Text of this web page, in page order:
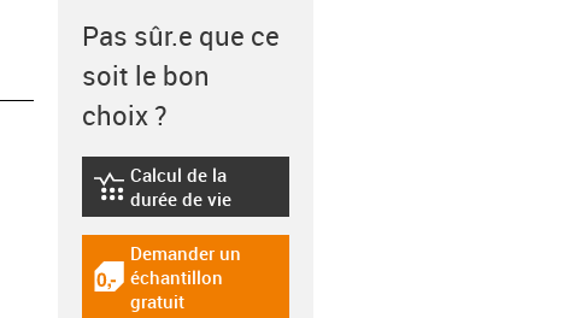
Pas sûr.e que ce
soit le bon
choix ?
igus-icon-lebensdauerrechner
Calcul de la
durée de vie
igus-icon-gratismuster
Demander un
échantillon
gratuit